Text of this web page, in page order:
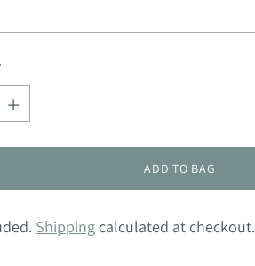
ADD TO BAG
Shippingcalculated at checkout.